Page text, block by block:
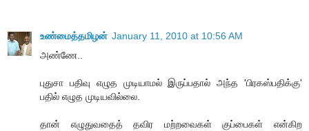
உண்மைத்தமிழன் January 11, 2010 at 10:56 AM
அண்ணே..
புதுசா பதிவு எழுத முடியாமல் இருப்பதால் அந்த 'பிரகஸ்பதிக்கு'
பதில் எழுத முடியவில்லை.
தான் எழுதுவதைத் தவிர மற்றவைகள் குப்பைகள் என்கிற